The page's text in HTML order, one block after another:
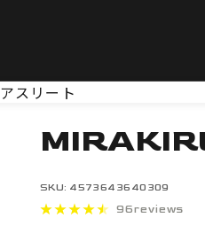
アスリート
96reviews
SKU: 4573643640309